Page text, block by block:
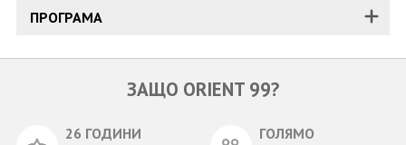
ПРОГРАМА
ЗАЩО ORIENT 99?
26 ГОДИНИ ГОЛЯМО